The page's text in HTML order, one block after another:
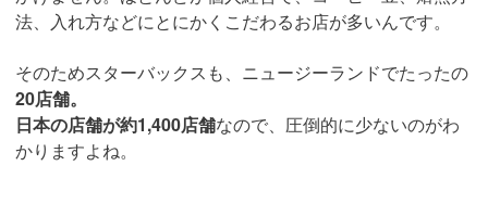
法、入れ方などにとにかくこだわるお店が多いんです。
そのためスターバックスも、ニュージーランドでたったの
20店舗。
日本の店舗が約1,400店舗なので、圧倒的に少ないのがわ
かりますよね。